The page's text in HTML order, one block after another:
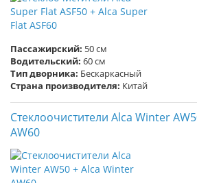
Пассажирский: 50 см
Водительский: 60 см
Тип дворника: Бескаркасный
Страна производителя: Китай
Стеклоочистители Alca Winter
AW60